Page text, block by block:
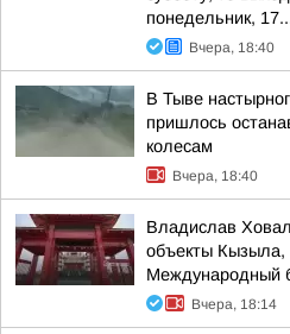
понедельник,
Вчера, 18:40
В Тыве
пришлось
колесам
Вчера, 18:40
Владислав
объекты Кызыла,
Международный
Вчера, 18:14